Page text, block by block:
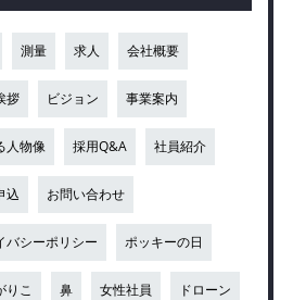
測量 求人 会社概要
拶 ビジョン 事業案内
人物像 採用Q&A 社員紹介
込 お問い合わせ
バシーポリシー ポッキーの日
りこ 鼻 女性社員 ドローン